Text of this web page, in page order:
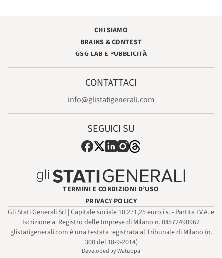
CHI SIAMO
BRAINS & CONTEST
GSG LAB E PUBBLICITÀ
CONTATTACI
info@glistatigenerali.com
SEGUICI SU
TERMINI E CONDIZIONI D’USO
PRIVACY POLICY
Gli Stati Generali Srl | Capitale sociale 10.271,25 euro i.v. - Partita I.V.A. e
Iscrizione al Registro delle Imprese di Milano n. 08572490962
glistatigenerali.com è una testata registrata al Tribunale di Milano (n.
300 del 18-9-2014)
Developed by Watuppa